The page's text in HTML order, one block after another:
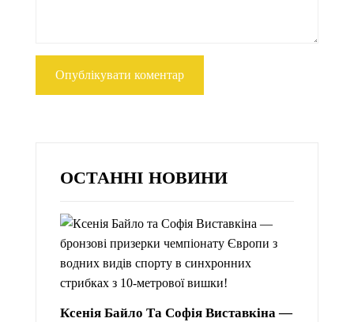
ОСТАННІ НОВИНИ
Ксенія Байло Та Софія Виставкіна —